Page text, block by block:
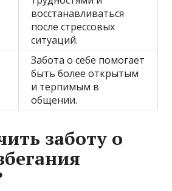
восстанавливаться
после стрессовых
ситуаций.
Забота о себе помогает
быть более открытым
и терпимым в
общении.
заботу о